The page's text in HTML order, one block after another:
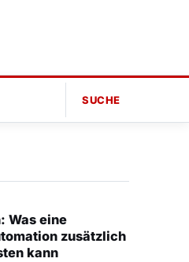
SUCHE
Was eine
zusätzlich
kann